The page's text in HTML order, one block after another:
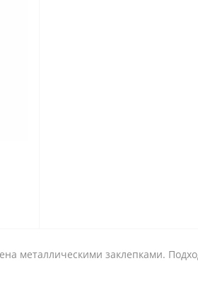
металлическими заклепками.